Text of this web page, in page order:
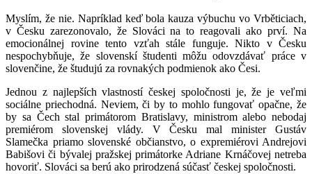
Myslím, že nie. Napríklad keď bola kauza výbuchu vo Vrběticiach,
v Česku zarezonovalo, že Slováci na to reagovali ako prví. Na
emocionálnej rovine tento vzťah stále funguje. Nikto v Česku
nespochybňuje, že slovenskí študenti môžu odovzdávať práce v
slovenčine, že študujú za rovnakých podmienok ako Česi.
Jednou z najlepších vlastností českej spoločnosti je, že je veľmi
sociálne priechodná. Neviem, či by to mohlo fungovať opačne, že
by sa Čech stal primátorom Bratislavy, ministrom alebo nebodaj
premiérom slovenskej vlády. V Česku mal minister Gustáv
Slamečka priamo slovenské občianstvo, o expremiérovi Andrejovi
Babišovi či bývalej pražskej primátorke Adriane Krnáčovej netreba
hovoriť. Slováci sa berú ako prirodzená súčasť českej spoločnosti.